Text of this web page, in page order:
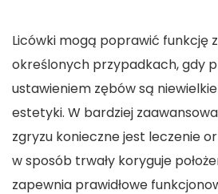
Licówki mogą poprawić funkcję
określonych przypadkach, gdy
ustawieniem zębów są
estetyki. W bardziej
zgryzu konieczne jest leczenie
w sposób trwały koryguje
zapewnia prawidłowe